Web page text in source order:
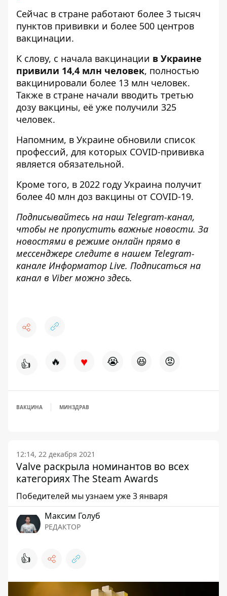
Сейчас в стране работают более 3 тысяч
пунктов прививки и более 500 центров
вакцинации.
К слову, с начала вакцинации в Украине
привили 14,4 млн человек, полностью
вакцинировали более 13 млн человек.
Также в стране начали вводить третью
дозу вакцины, её уже получили 325
человек.
Напомним, в Украине обновили список
профессий, для которых COVID-прививка
является обязательной.
Кроме того, в 2022 году Украина получит
более 40 млн доз вакцины от COVID-19.
Подписывайтесь на наш Telegram-канал,
чтобы не пропустить важные новости. За
новостями в режиме онлайн прямо в
мессенджере следите в нашем Telegram-
канале Информатор Live. Подписаться на
канал в Viber можно здесь.
👍 🔥 ♥ 😭 😆 😡
ВАКЦИНА МИНЗДРАВ
12:14, 22 декабря 2021
Valve раскрыла номинантов во всех
категориях The Steam Awards
Победителей мы узнаем уже 3 января
Максим Голуб
РЕДАКТОР
👍